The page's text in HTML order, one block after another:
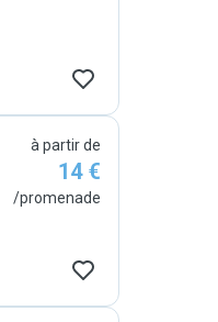
à partir de
14 €
/promenade